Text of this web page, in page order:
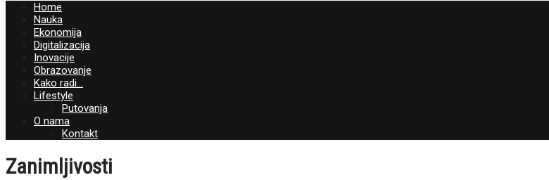
Home
Nauka
Ekonomija
Digitalizacija
Inovacije
Obrazovanje
Kako radi…
Lifestyle
Putovanja
O nama
Kontakt
Zanimljivosti